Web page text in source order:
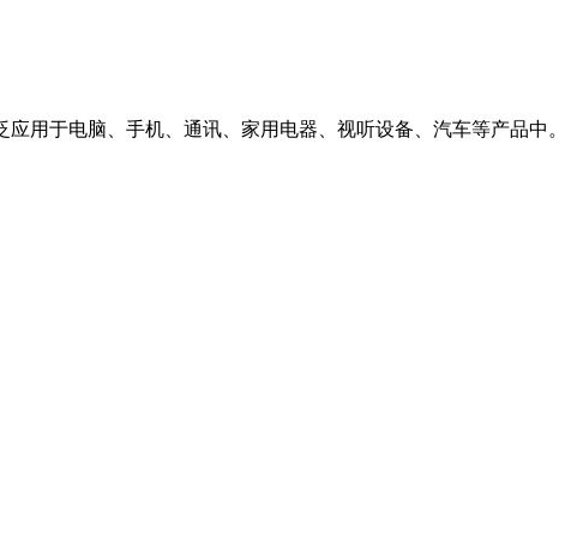
用于电脑、手机、通讯、家用电器、视听设备、汽车等产品中。